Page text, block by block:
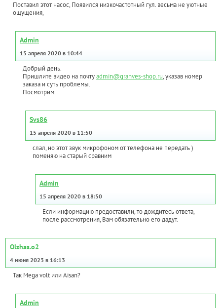
Поставил этот насос, Появился низкочастотный гул. весьма не уютные
ощущения,
Admin
15 апреля 2020 в 10:44
Добрый день.
Пришлите видео на почтуadmin@granves-shop.ru, указав номер
заказа и суть проблемы.
Посмотрим.
Svs86
15 апреля 2020 в 11:50
слал, но этот звук микрофоном от телефона не передать )
поменяю на старый сравним
Admin
15 апреля 2020 в 18:50
Если информацию предоставили, то дождитесь ответа,
после рассмотрения, Вам обязательно его дадут.
Olzhas.o2
4 июня 2023 в 16:13
Так Mega volt или Aisan?
Admin